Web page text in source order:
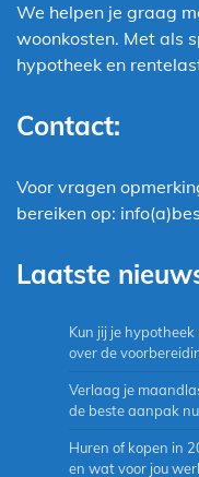
We helpen je graag
woonkosten. Met als
hypotheek en
Contact:
Voor vragen
bereiken op:
Laatste
Kun jij je
over de
Verlaag je
de beste aanpak
Huren of kopen in
en wat voor jou